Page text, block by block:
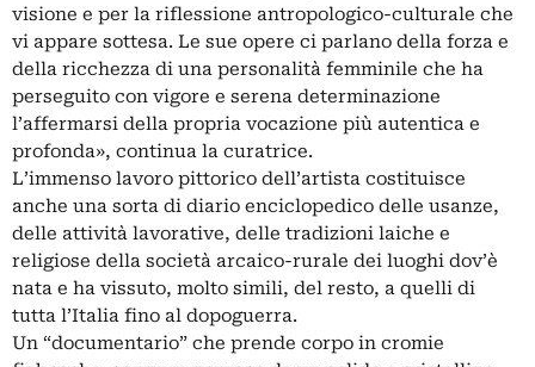
visione e per la riflessione antropologico-culturale che
vi appare sottesa. Le sue opere ci parlano della forza e
della ricchezza di una personalità femminile che ha
perseguito con vigore e serena determinazione
l’affermarsi della propria vocazione più autentica e
profonda», continua la curatrice.
L’immenso lavoro pittorico dell’artista costituisce
anche una sorta di diario enciclopedico delle usanze,
delle attività lavorative, delle tradizioni laiche e
religiose della società arcaico-rurale dei luoghi dov’è
nata e ha vissuto, molto simili, del resto, a quelli di
tutta l’Italia fino al dopoguerra.
Un “documentario” che prende corpo in cromie